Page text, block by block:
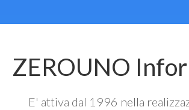
ZEROUNO
E' attiva dal 1996 nella